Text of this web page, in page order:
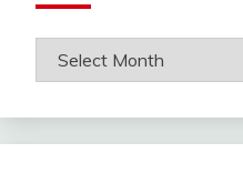
Arhiva